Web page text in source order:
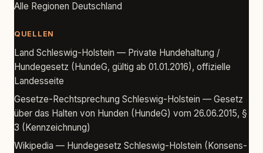
Alle Regionen Deutschland
QUELLEN
Land Schleswig-Holstein — Private Hundehaltung /
Hundegesetz (HundeG, gültig ab 01.01.2016), offizielle
Landesseite
Gesetze-Rechtsprechung Schleswig-Holstein — Gesetz
über das Halten von Hunden (HundeG) vom 26.06.2015, §
3 (Kennzeichnung)
Wikipedia — Hundegesetz Schleswig-Holstein (Konsens-